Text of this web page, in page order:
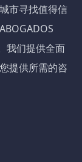
市寻找值得信
我们提供全面
提供所需的咨